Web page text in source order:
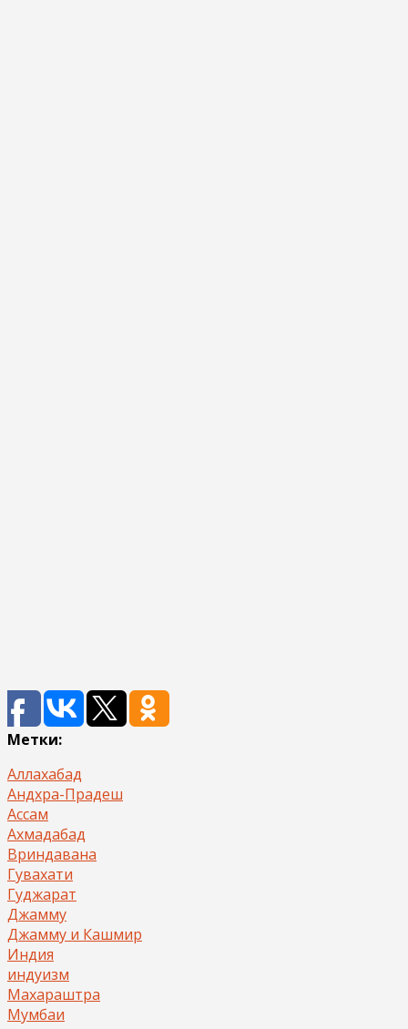
Метки:
Аллахабад
Андхра-Прадеш
Ассам
Ахмадабад
Вриндавана
Гувахати
Гуджарат
Джамму
Джамму и Кашмир
Индия
индуизм
Махараштра
Мумбаи